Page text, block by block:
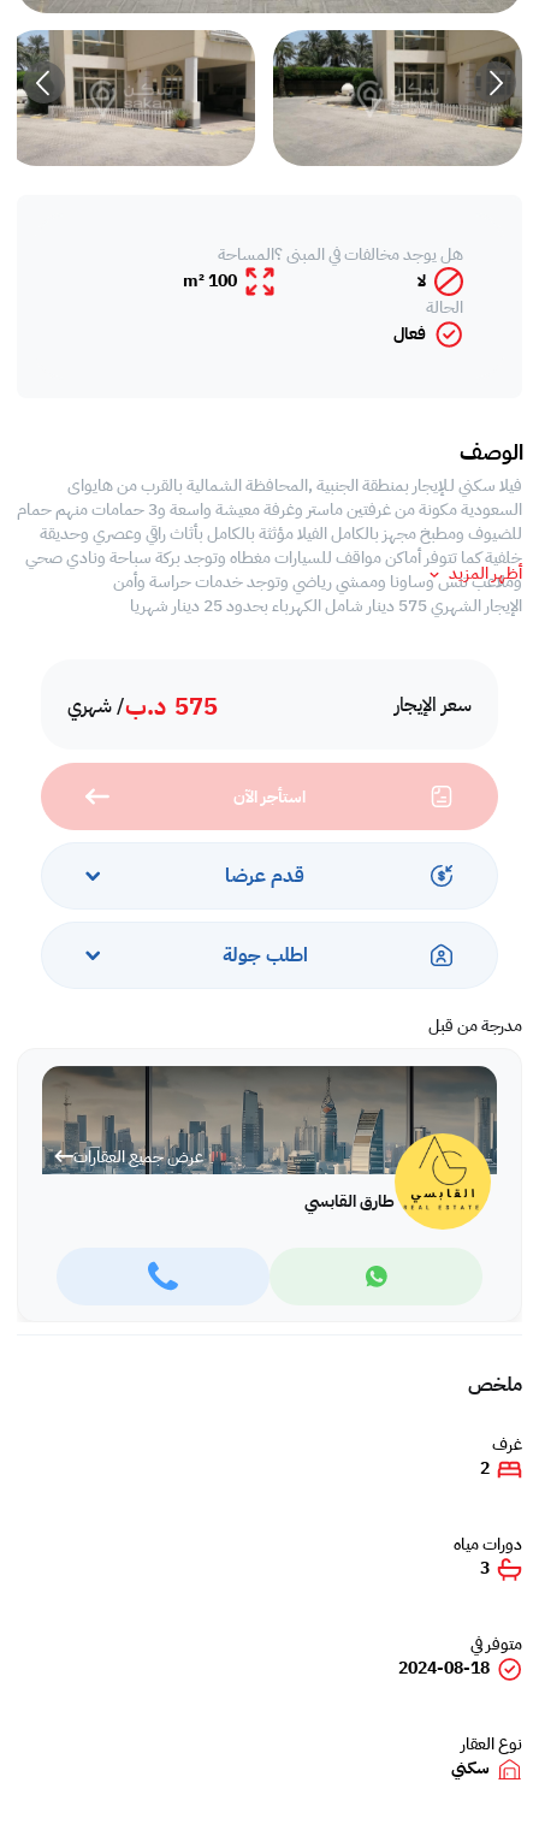
سعر الإيجار 575 د.ب/ شهري
استأجر الآن
قدم عرضا
اطلب جولة
مدرجة من قبل
عرض جميع العقارات
طارق القابسي
هل يوجد مخالفات في المبنى ؟
لا
المساحة
100 m²
الحالة
فعال
الوصف
فيلا سكني لـلإيجار بمنطقة الجنبية ,المحافظة الشمالية بالقرب من هايواى
السعودية مكونة من غرفتين ماستر وغرفة معيشة واسعة و3 حمامات منهم حمام
للضيوف ومطبخ مجهز بالكامل الفيلا مؤثثة بالكامل بأثاث راقي وعصري وحديقة
خلفية كما تتوفر أماكن مواقف للسيارات مغطاه وتوجد بركة سباحة ونادي صحي
وملاعب تنس وساونا وممشي رياضي وتوجد خدمات حراسة وأمن
الإيجار الشهري 575 دينار شامل الكهرباء بحدود 25 دينار شهريا
أظهر المزيد
ملخص
غرف
2
دورات مياه
3
متوفر في
2024-08-18
نوع العقار
سكني